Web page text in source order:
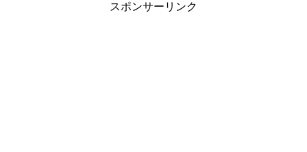
スポンサーリンク